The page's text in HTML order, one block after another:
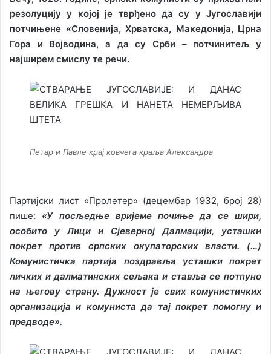
резолуцију у којој је тврђено да су у Југославији
потчињене «Словенија, Хрватска, Македонија, Црна
Гора и Војводина, а да су Срби – потчинитељ у
најширем смислу те речи.
Петар и Павле крај ковчега краља Александра
Партијски лист «Пролетер» (децембар 1932, број 28)
пише: «У посљедње вријеме почиње да се шири,
особито у Лици и Сјеверној Далмацији, усташки
покрет против српских окупаторских власти. (…)
Комунистичка партија поздравља усташки покрет
личких и далматинских сељака и ставља се потпуно
на његову страну. Дужност је свих комунистичких
организација и комуниста да тај покрет помогну и
предводе».